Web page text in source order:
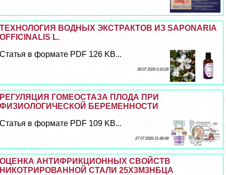
ТЕХНОЛОГИЯ ВОДНЫХ ЭКСТРАКТОВ ИЗ SAPONARIA
OFFICINALIS L.
Статья в формате PDF 126 KB...
28 07 2026 0:10:28
РЕГУЛЯЦИЯ ГОМЕОСТАЗА ПЛОДА ПРИ
ФИЗИОЛОГИЧЕСКОЙ БЕРЕМЕННОСТИ
Статья в формате PDF 109 KB...
27 07 2026 21:48:48
ОЦЕНКА АНТИФРИКЦИОННЫХ СВОЙСТВ
НИКОТРИРОВАННОЙ СТАЛИ 25Х3М3НБЦА